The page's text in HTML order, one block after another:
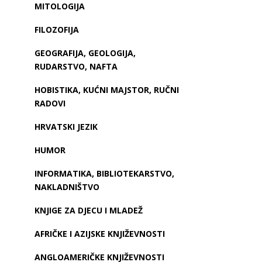
MITOLOGIJA
FILOZOFIJA
GEOGRAFIJA, GEOLOGIJA,
RUDARSTVO, NAFTA
HOBISTIKA, KUĆNI MAJSTOR, RUČNI
RADOVI
HRVATSKI JEZIK
HUMOR
INFORMATIKA, BIBLIOTEKARSTVO,
NAKLADNIŠTVO
KNJIGE ZA DJECU I MLADEŽ
AFRIČKE I AZIJSKE KNJIŽEVNOSTI
ANGLOAMERIČKE KNJIŽEVNOSTI